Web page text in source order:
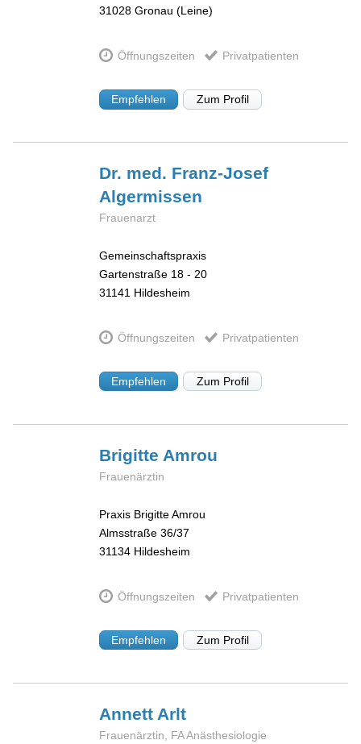
31028 Gronau (Leine)
Öffnungszeiten Privatpatienten
Empfehlen Zum Profil
Dr. med. Franz-Josef
Algermissen
Frauenarzt
Gemeinschaftspraxis
Gartenstraße 18 - 20
31141 Hildesheim
Öffnungszeiten Privatpatienten
Empfehlen Zum Profil
Brigitte Amrou
Frauenärztin
Praxis Brigitte Amrou
Almsstraße 36/37
31134 Hildesheim
Öffnungszeiten Privatpatienten
Empfehlen Zum Profil
Annett Arlt
Frauenärztin, FA Anästhesiologie